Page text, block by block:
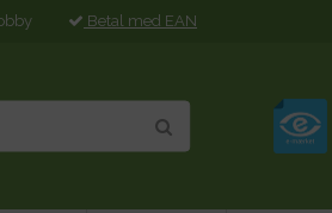
Betal med EAN